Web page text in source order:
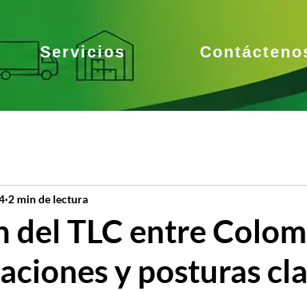
Servicios
del TLC entre
y posturas
2 min de lectura